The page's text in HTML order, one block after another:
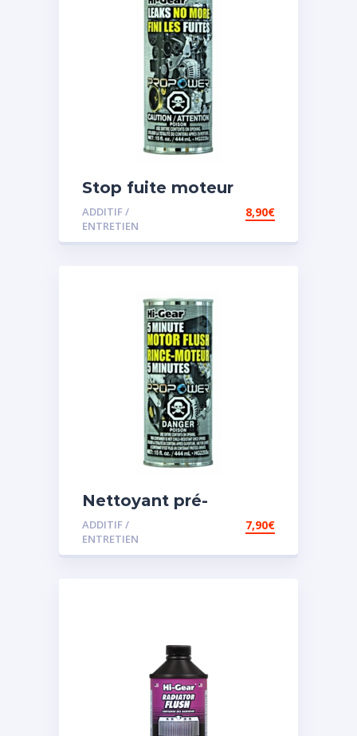
Stop fuite moteur
ADDITIF /
ENTRETIEN
8,90€
Nettoyant pré-
vidange
ADDITIF /
ENTRETIEN
7,90€